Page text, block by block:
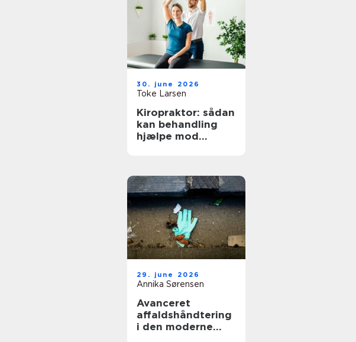
30. june 2026
Toke Larsen
Kiropraktor: sådan
kan behandling
hjælpe mod
29. june 2026
Annika Sørensen
Avanceret
affaldshåndtering
i den moderne